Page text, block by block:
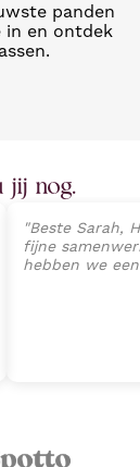
panden
in en ontdek
jij nog.
"Beste Sarah,
fijne
hebben we